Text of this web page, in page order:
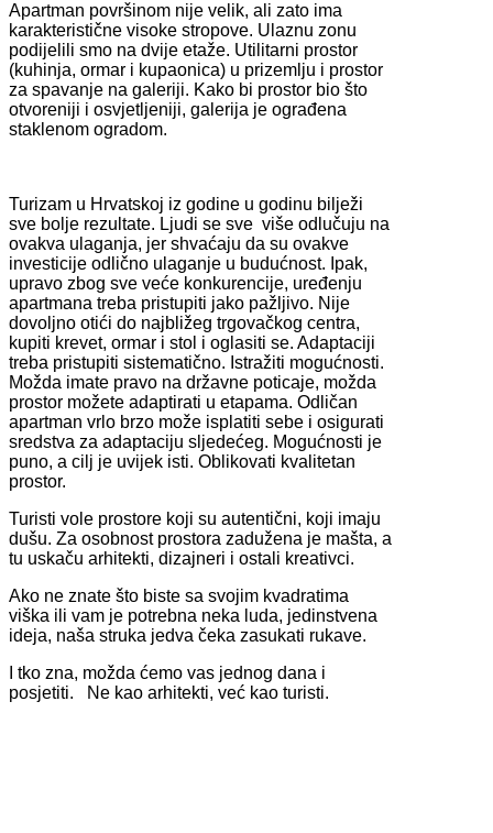
Apartman površinom nije velik, ali zato ima
karakteristične visoke stropove. Ulaznu zonu
podijelili smo na dvije etaže. Utilitarni prostor
(kuhinja, ormar i kupaonica) u prizemlju i prostor
za spavanje na galeriji. Kako bi prostor bio što
otvoreniji i osvjetljeniji, galerija je ograđena
staklenom ogradom.​
Turizam u Hrvatskoj iz godine u godinu bilježi
sve bolje rezultate. Ljudi se sve više odlučuju na
ovakva ulaganja, jer shvaćaju da su ovakve
investicije odlično ulaganje u budućnost. Ipak,
upravo zbog sve veće konkurencije, uređenju
apartmana treba pristupiti jako pažljivo. Nije
dovoljno otići do najbližeg trgovačkog centra,
kupiti krevet, ormar i stol i oglasiti se. Adaptaciji
treba pristupiti sistematično. Istražiti mogućnosti.
Možda imate pravo na državne poticaje, možda
prostor možete adaptirati u etapama. Odličan
apartman vrlo brzo može isplatiti sebe i osigurati
sredstva za adaptaciju sljedećeg. Mogućnosti je
puno, a cilj je uvijek isti. Oblikovati kvalitetan
prostor.
Turisti vole prostore koji su autentični, koji imaju
dušu. Za osobnost prostora zadužena je mašta, a
tu uskaču arhitekti, dizajneri i ostali kreativci.
Ako ne znate što biste sa svojim kvadratima
viška ili vam je potrebna neka luda, jedinstvena
ideja, naša struka jedva čeka zasukati rukave.
I tko zna, možda ćemo vas jednog dana i
posjetiti. Ne kao arhitekti, već kao turisti.